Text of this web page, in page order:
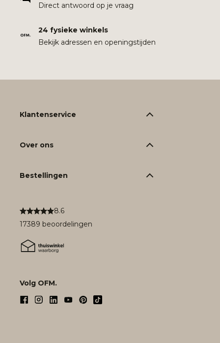
Direct antwoord op je vraag
24 fysieke winkels
Bekijk adressen en openingstijden
8.6
17389 beoordelingen
Volg OFM.
Klantenservice
Over ons
Bestellingen